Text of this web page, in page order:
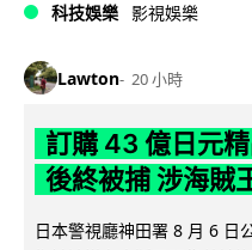
科技娛樂 影視娛樂
Lawton 20 小時
訂購 43 億日元
後終被捕 涉海賊
日本警視廳神田署 8 月 6 日